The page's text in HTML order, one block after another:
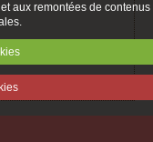
aux remontées de contenus